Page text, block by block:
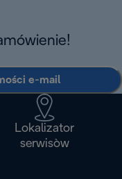
e-mail
Lokalizator
serwisòw